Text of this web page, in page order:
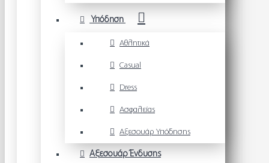
Υπόδηση
Αθλητικά
Casual
Dress
Ασφαλείας
Αξεσουάρ Υπόδησης
Αξεσουάρ Ένδυσης